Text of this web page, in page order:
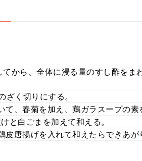
から、全体に浸る量のすし酢をま
く切りにする。
て、春菊を加え、鶏ガラスープの素
と白ごまを加えて和える。
皮唐揚げを入れて和えたらできあ